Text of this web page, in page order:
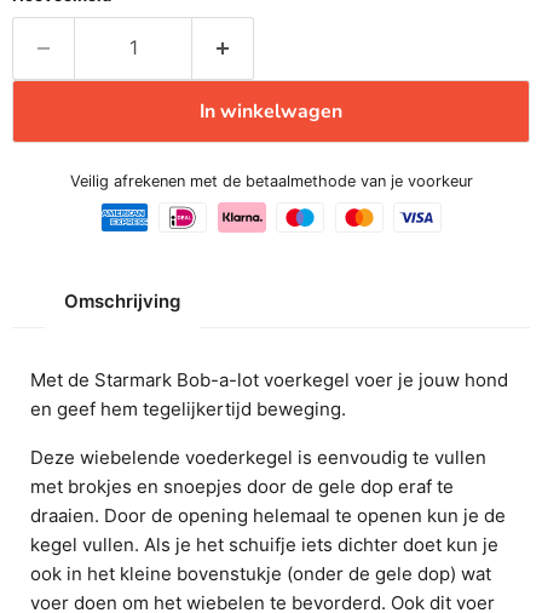
In winkelwagen
Veilig afrekenen met de betaalmethode van je voorkeur
Omschrijving
Met de Starmark Bob-a-lot voerkegel voer je jouw hond
en geef hem tegelijkertijd beweging.
Deze wiebelende voederkegel is eenvoudig te vullen
met brokjes en snoepjes door de gele dop eraf te
draaien. Door de opening helemaal te openen kun je de
kegel vullen. Als je het schuifje iets dichter doet kun je
ook in het kleine bovenstukje (onder de gele dop) wat
voer doen om het wiebelen te bevorderd. Ook dit voer